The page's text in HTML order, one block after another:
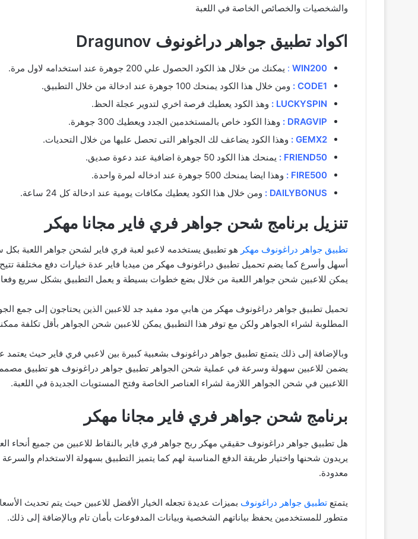
والشخصيات والخصائص الخاصة في اللعبة
اكواد تطبيق جواهر دراغونوف Dragunov
WIN200
: يمكنك من خلال هذ الكود الحصول علي 200 جوهرة عند استخدامه لاول مرة.
CODE1 :
ومن خلال هذا الكود يمنحك 100 جوهرة عند ادخالة من خلال التطبيق.
LUCKYSPIN :
وهذ الكود يعطيك فرصة اخري لتدوير عجلة الحظ.
DRAGVIP :
وهذا الكود خاص بالمستخدمين الجدد ويعطيك 300 جوهرة.
GEMX2 :
وهذا الكود يضاعف لك الجواهر التى تحصل عليها من خلال التحديات.
FRIEND50 :
يمنحك هذا الكود 50 جوهرة اضافية عند دعوة صديق.
FIRE500 :
وهذا ايضا يمنحك 500 جوهرة عند ادخاله لمرة واحدة.
DAILYBONUS :
ومن خلال هذا الكود يعطيك مكافات يومية عند ادخالة كل 24 ساعة.
تنزيل برنامج شحن جواهر فري فاير مجانا مهكر
تطبيق جواهر دراغونوف مهكر هو تطبيق يستخدمه لاعبو لعبة فري فاير لشحن جواهر اللعبة
أسهل وأسرع كما يضم تحميل تطبيق دراغونوف مهكر من ميديا فاير عدة خيارات دفع مختلفة
يمكن للاعبين شحن جواهر اللعبة من خلال بضع خطوات بسيطة و يعمل التطبيق بشكل سريع
تحميل تطبيق جواهر دراغونوف مهكر من هابي مود مفيد جد للاعبين الذين يحتاجون إلى جمع
المطلوبة لشراء الجواهر ولكن مع توفر هذا التطبيق يمكن للاعبين شحن الجواهر بأقل تكلفة
وبالإضافة إلى ذلك يتمتع تطبيق جواهر دراغونوف بشعبية كبيرة بين لاعبي فري فاير حيث
يضمن للاعبين سهولة وسرعة في عملية شحن الجواهر تطبيق جواهر دراغونوف هو تطبيق مصمم
اللاعبين في شحن الجواهر اللازمة لشراء العناصر الخاصة وفتح المستويات الجديدة في اللعبة.
برنامج شحن جواهر فري فاير مجانا مهكر
هل تطبيق جواهر دراغونوف حقيقي مهكر ربح جواهر فري فاير بالنقاط للاعبين من جميع أنحاء
يريدون شحنها واختيار طريقة الدفع المناسبة لهم كما يتميز التطبيق بسهولة الاستخدام
معدودة.
يتمتع تطبيق جواهر دراغونوف بميزات عديدة تجعله الخيار الأفضل للاعبين حيث يتم تحديث
متطور للمستخدمين يحفظ بياناتهم الشخصية وبيانات المدفوعات بأمان تام وبالإضافة إلى ذلك.